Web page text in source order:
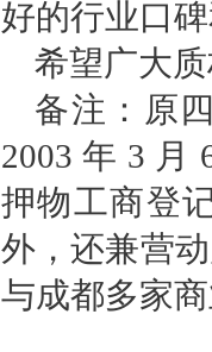
好的行业口
希望广大
备注：原
2003 年 3 月
押物工商登
外，还兼营
与成都多家